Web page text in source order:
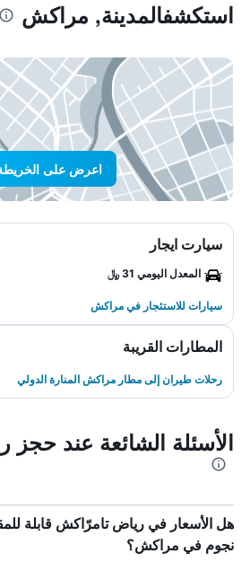
استكشفالمدينة, مراكش
اعرض على
سيارت ايجار
المعدل اليومي 31 ﷼
سيارات للاستئجار في مراكش
المطارات القريبة
رحلات طيران إلى مطار مراكش المنارة الدولي
الأسئلة الشائعة عند
نجوم في مراكش؟